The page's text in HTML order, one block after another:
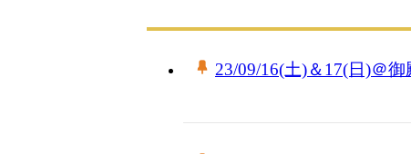
23/09/16(土)＆17(日)＠